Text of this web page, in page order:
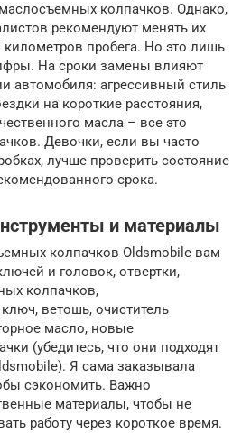
колпачков. Однако,
рекомендуют менять их
пробега. Но это лишь
На сроки замены влияют
автомобиля: агрессивный стиль
на короткие расстояния,
масла – все это
Девочки, если вы часто
лучше проверить состояние
срока.
и материалы
колпачков Oldsmobile вам
и головок, отвертки,
колпачков,
ветошь, очиститель
масло, новые
(убедитесь, что они подходят
Я сама заказывала
сэкономить. Важно
материалы, чтобы не
работу через короткое время.